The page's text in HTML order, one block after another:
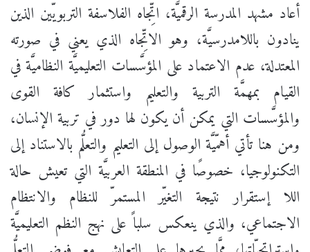
أعاد مشهد المدرسة الرقميَّة، اتِّجاه الفلاسفة التربويّين الذين
ينادون باللامدرسيَّة، وهو الاتِّجاه الذي يعني في صورته
المعتدلة، عدم الاعتماد على المؤسَّسات التعليميَّة النظاميَّة في
القيام بمهمَّة التربية والتعليم واستثمار كافة القوى
والمؤسَّسات التي يمكن أن يكون لها دور في تربية الإنسان،
ومن هنا تأتي أهمّيَّة الوصول إلى التعليم والتعلُّم بالاستناد إلى
التكنولوجيا، خصوصًا في المنطقة العربيَّة التي تعيش حالة
اللا إستقرار نتيجة التغيّر المستمرّ للنظام والانتظام
الاجتماعي، والذي ينعكس سلباً على نهج النظم التعليميَّة